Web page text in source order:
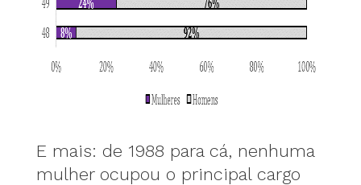
E mais: de 1988 para cá, nenhuma
mulher ocupou o principal cargo